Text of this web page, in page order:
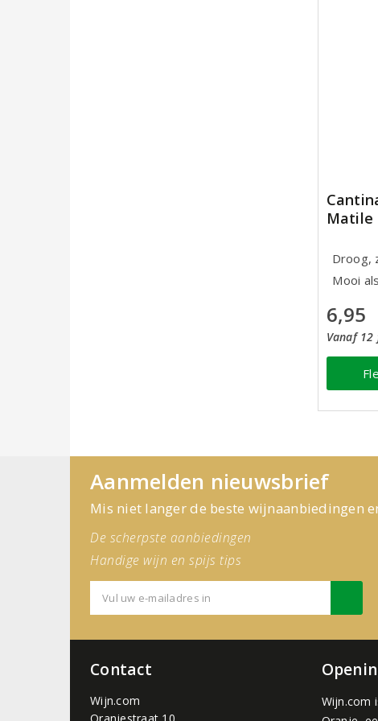
Matile
Droog,
Mooi
6,95
Vanaf 12
Aanmelden nieuwsbrief
Mis niet langer de beste wijnaanbiedingen
De scherpste aanbiedingen
Handige wijn en spijs tips
Contact
Wijn.com
Wijn.com